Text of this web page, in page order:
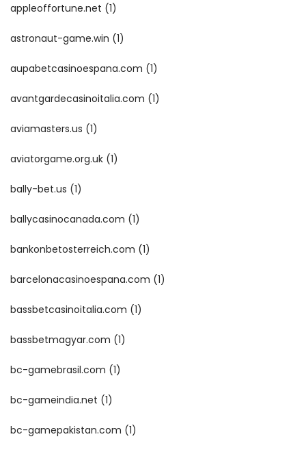
appleoffortune.net (1)
astronaut-game.win (1)
aupabetcasinoespana.com (1)
avantgardecasinoitalia.com (1)
aviamasters.us (1)
aviatorgame.org.uk (1)
bally-bet.us (1)
ballycasinocanada.com (1)
bankonbetosterreich.com (1)
barcelonacasinoespana.com (1)
bassbetcasinoitalia.com (1)
bassbetmagyar.com (1)
bc-gamebrasil.com (1)
bc-gameindia.net (1)
bc-gamepakistan.com (1)